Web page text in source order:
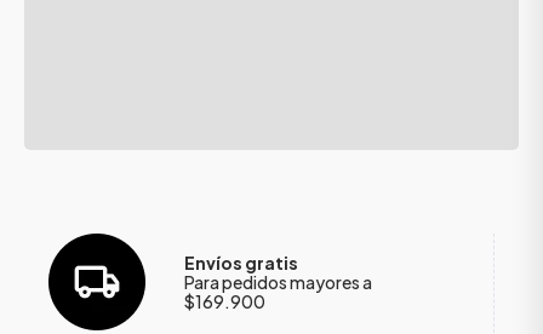
Envíos gratis
Para pedidos mayores a
$169.900